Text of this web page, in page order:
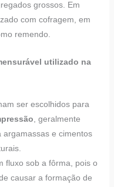
grossos. Em
com cofragem, em
remendo.
utilizado na
ser escolhidos para
, geralmente
e cimentos
fluxo sob a fôrma, pois o
causar a formação de